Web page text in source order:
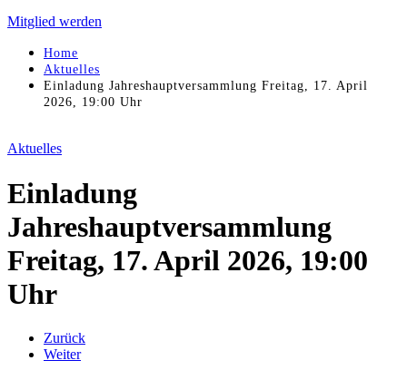
Mitglied werden
Home
Aktuelles
Einladung Jahreshauptversammlung Freitag, 17. April
2026, 19:00 Uhr
Aktuelles
Einladung
Jahreshauptversammlung
Freitag, 17. April 2026, 19:00
Uhr
Zurück
Weiter